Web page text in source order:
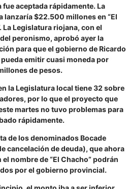
aceptada rápidamente. La
lanzaría $22.500 millones en “El
La Legislatura riojana, con el
peronismo, aprobó ayer la
para que el gobierno de Ricardo
emitir cuasi moneda por
de pesos.
la Legislatura local tiene 32 sobre
por lo que el proyecto que
martes no tuvo problemas para
rápidamente.
de los denominados Bocade
cancelación de deuda), que ahora
nombre de “El Chacho” podrán
por el gobierno provincial.